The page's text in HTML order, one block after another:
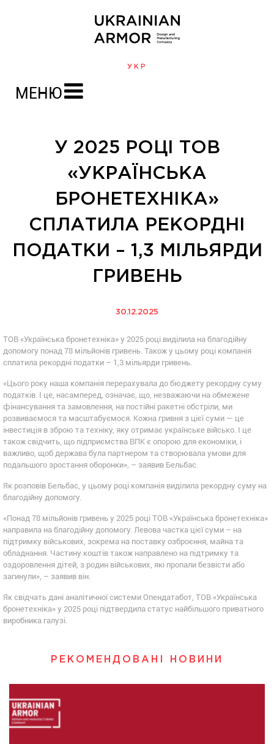
УКР
МЕНЮ
У 2025 РОЦІ ТОВ
«УКРАЇНСЬКА
БРОНЕТЕХНІКА»
СПЛАТИЛА РЕКОРДНІ
ПОДАТКИ – 1,3 МІЛЬЯРДИ
ГРИВЕНЬ
30.12.2025
ТОВ «Українська бронетехніка» у 2025 році виділила на благодійну
допомогу понад 78 мільйонів гривень. Також у цьому році компанія
сплатила рекордні податки – 1,3 мільярди гривень.
«Цього року наша компанія перерахувала до бюджету рекордну суму
податків. І це, насамперед, означає, що, незважаючи на обмежене
фінансування та замовлення, на постійні ракетні обстріли, ми
розвиваємося та масштабуємося. Кожна гривня з цієї суми — це
інвестиція в зброю та техніку, яку отримає українське військо. І це
також свідчить, що підприємства ВПК є опорою для економіки, і
важливо, щоб держава була партнером та створювала умови для
подальшого зростання оборонки», – заявив Бельбас.
Як розповів Бельбас, у цьому році компанія виділила рекордну суму на
благодійну допомогу.
«Понад 78 мільйонів гривень у 2025 році ТОВ «Українська бронетехніка»
направила на благодійну допомогу. Левова частка цієї суми – на
підтримку військових, зокрема на поставку озброєння, майна та
обладнання. Частину коштів також направлено на підтримку та
оздоровлення дітей, з родин військових, які пропали безвісти або
загинули», – заявив він.
Як свідчать дані аналітичної системи Опендатабот, ТОВ «Українська
бронетехніка» у 2025 році підтвердила статус найбільшого приватного
виробника галузі.
РЕКОМЕНДОВАНІ НОВИНИ